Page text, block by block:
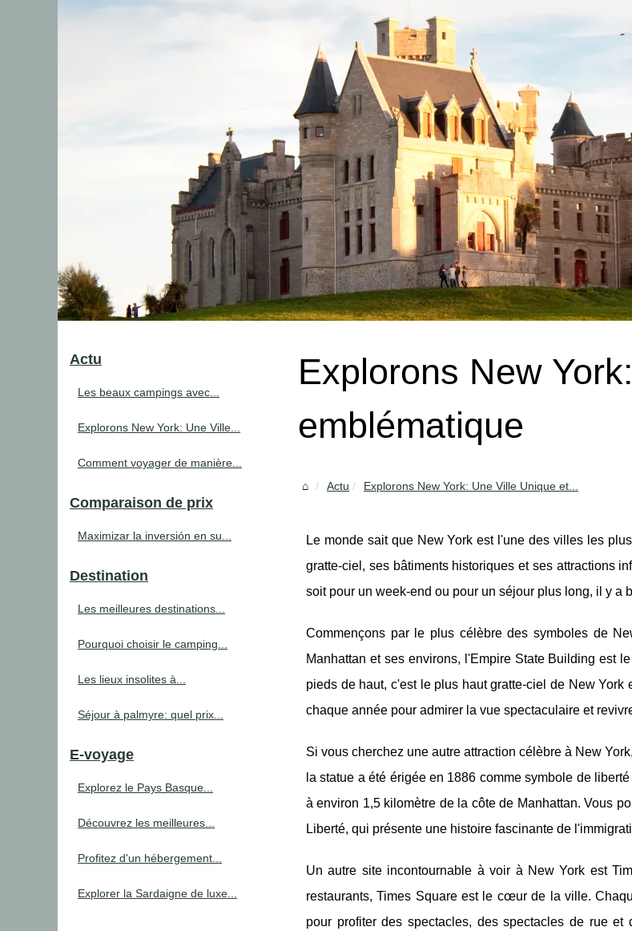
Explorons New
emblématique
Actu Explorons New York: Une Ville Unique et...
Le monde sait que New York est l'une des villes les
gratte-ciel, ses bâtiments historiques et ses attractions
soit pour un week-end ou pour un séjour plus long, il y a
Commençons par le plus célèbre des symboles de
Manhattan et ses environs, l'Empire State Building est
pieds de haut, c'est le plus haut gratte-ciel de New
chaque année pour admirer la vue spectaculaire et
Si vous cherchez une autre attraction célèbre à New
la statue a été érigée en 1886 comme symbole de
à environ 1,5 kilomètre de la côte de Manhattan. Vous
Liberté, qui présente une histoire fascinante de
Un autre site incontournable à voir à New York est
restaurants, Times Square est le cœur de la ville.
pour profiter des spectacles, des spectacles de rue
Actu
Les beaux campings avec...
Explorons New York: Une Ville...
Comment voyager de manière...
Comparaison de prix
Maximizar la inversión en su...
Destination
Les meilleures destinations...
Pourquoi choisir le camping...
Les lieux insolites à...
Séjour à palmyre: quel prix...
E-voyage
Explorez le Pays Basque...
Découvrez les meilleures...
Profitez d'un hébergement...
Explorer la Sardaigne de luxe...